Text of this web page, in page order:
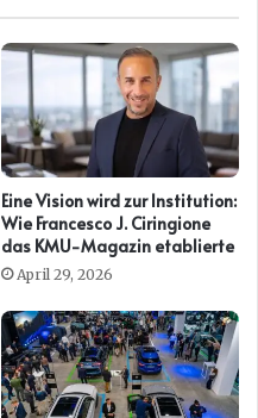
Eine Vision wird zur Institution:
Wie Francesco J. Ciringione
das KMU-Magazin etablierte
April 29, 2026